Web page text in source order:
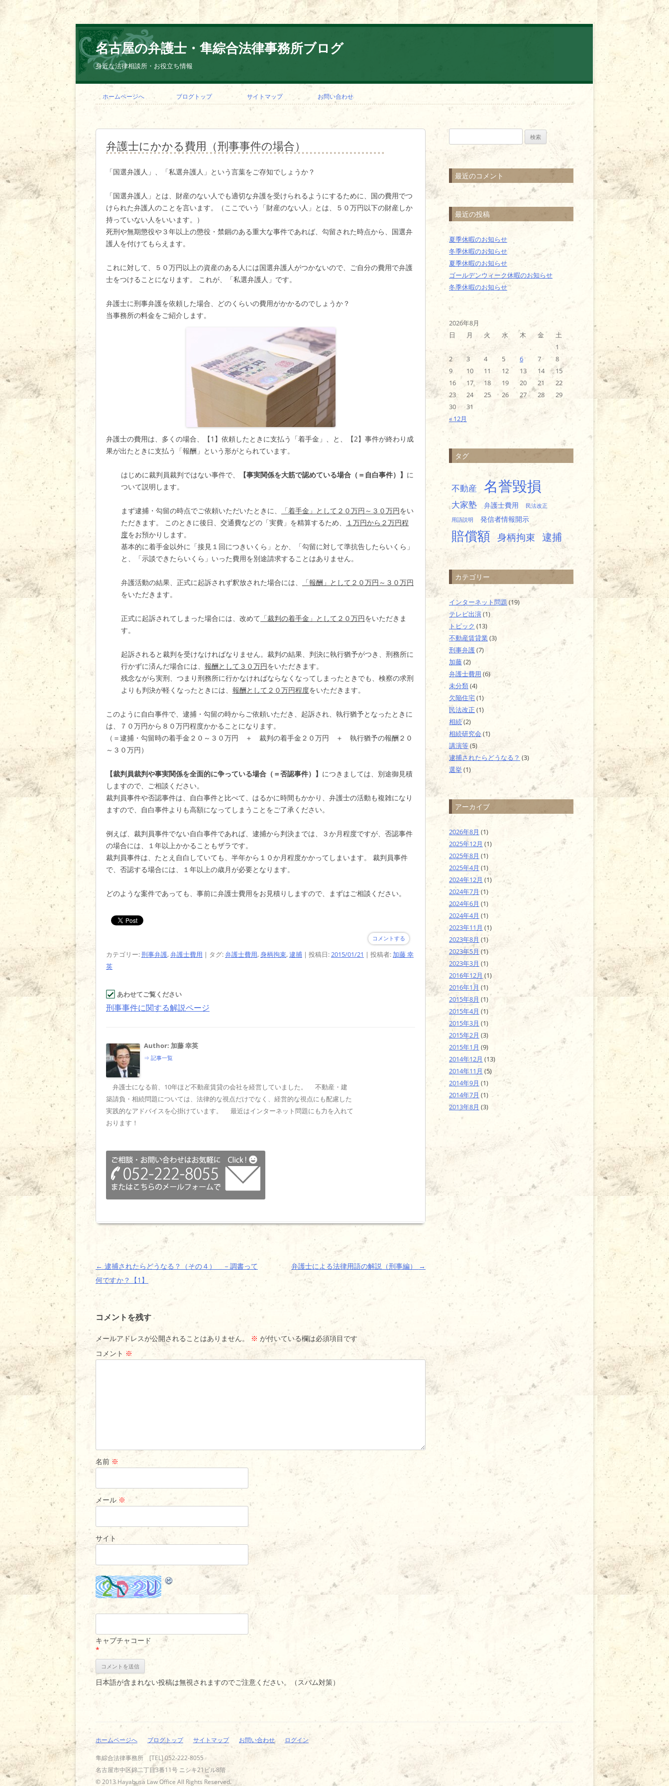
名古屋の弁護士・隼綜合法律事務所ブログ
身近な法律相談所・お役立ち情報
コ
ン
テ
ン
ス
プ
ホームページへ ブログトップ サイトマップ お問い合わせ
弁護士にかかる費用（刑事事件の場合）
「国選弁護人」、「私選弁護人」という言葉をご存知でしょうか？
「国選弁護人」とは、財産のない人でも適切な弁護を受けられるようにするために、国の費用でつ
けられた弁護人のことを言います。（ここでいう「財産のない人」とは、５０万円以下の財産しか
持っていない人をいいます。）
死刑や無期懲役や３年以上の懲役・禁錮のある重大な事件であれば、勾留された時点から、国選弁
護人を付けてもらえます。
これに対して、５０万円以上の資産のある人には国選弁護人がつかないので、ご自分の費用で弁護
士をつけることになります。 これが、「私選弁護人」です。
弁護士に刑事弁護を依頼した場合、どのくらいの費用がかかるのでしょうか？
当事務所の料金をご紹介します。
弁護士の費用は、多くの場合、【1】依頼したときに支払う「着手金」、と、【2】事件が終わり成
果が出たときに支払う「報酬」という形がとられています。
はじめに裁判員裁判ではない事件で、 【事実関係を大筋で認めている場合（＝自白事件）】 に
ついて説明します。
まず逮捕・勾留の時点でご依頼いただいたときに、 「着手金」として２０万円～３０万円をい
ただきます。 このときに後日、交通費などの「実費」を精算するため、
１万円から２万円程
度をお預かりします。
基本的に着手金以外に「接見１回につきいくら」とか、「勾留に対して準抗告したらいくら」
と、「示談できたらいくら」いった費用を別途請求することはありません。
弁護活動の結果、正式に起訴されず釈放された場合には、
「報酬」として２０万円～３０万円
をいただきます。
正式に起訴されてしまった場合には、改めて 「裁判の着手金」として２０万円をいただきま
す。
起訴されると裁判を受けなければなりません。裁判の結果、判決に執行猶予がつき、刑務所に
行かずに済んだ場合には、 報酬として３０万円をいただきます。
残念ながら実刑、つまり刑務所に行かなければならなくなってしまったときでも、検察の求刑
よりも判決が軽くなったときには、 報酬として２０万円程度をいただきます。
このように自白事件で、逮捕・勾留の時からご依頼いただき、起訴され、執行猶予となったときに
は、７０万円から８０万円程度かかることになります。
（＝逮捕・勾留時の着手金２０～３０万円 ＋ 裁判の着手金２０万円 ＋ 執行猶予の報酬２０
～３０万円）
【裁判員裁判や事実関係を全面的に争っている場合（＝否認事件）】 につきましては、別途御見積
しますので、ご相談ください。
裁判員事件や否認事件は、自白事件と比べて、はるかに時間もかかり、弁護士の活動も複雑になり
ますので、自白事件よりも高額になってしまうことをご了承ください。
例えば、裁判員事件でない自白事件であれば、逮捕から判決までは、３か月程度ですが、否認事件
の場合には、１年以上かかることもザラです。
裁判員事件は、たとえ自白していても、半年から１０か月程度かかってしまいます。 裁判員事件
で、否認する場合には、１年以上の歳月が必要となります。
どのような案件であっても、事前に弁護士費用をお見積りしますので、まずはご相談ください。
コメントする
カテゴリー:刑事弁護,弁護士費用 | タグ:弁護士費用,身柄拘束,逮捕 | 投稿日:2015/01/21 | 投稿者: 加藤 幸
英
あわせてご覧ください
刑事事件に関する解説ページ
Author: 加藤 幸英
⇒ 記事一覧
弁護士になる前、10年ほど不動産賃貸の会社を経営していました。 不動産・建
築請負・相続問題については、法律的な視点だけでなく、経営的な視点にも配慮した
実践的なアドバイスを心掛けています。 最近はインターネット問題にも力を入れて
おります！
投
稿
ナ
ゲ
ー
シ
ョ
← 逮捕されたらどうなる？（その４） －調書って
何ですか？【1】
弁護士による法律用語の解説（刑事編） →
コメントを残す
メールアドレスが公開されることはありません。 ※ が付いている欄は必須項目です
コメント ※
名前 ※
メール ※
サイト
キャプチャコード
*
日本語が含まれない投稿は無視されますのでご注意ください。（スパム対策）
索:
最近のコメント
最近の投稿
夏季休暇のお知らせ
冬季休暇のお知らせ
夏季休暇のお知らせ
ゴールデンウィーク休暇のお知らせ
冬季休暇のお知らせ
2026年8月
日
月 火 水 木 金
土
1
2
3 4 5 6 7
8
9
10 11 12 13 14
15
16
17 18 19 20 21
22
23
24 25 26 27 28
29
30
31
« 12月
タグ
不動産 名誉毀損
大家塾 弁護士費用
民法改正
用語説明
発信者情報開示
賠償額 身柄拘束 逮捕
カテゴリー
インターネット問題 (19)
テレビ出演(1)
トピック (13)
不動産賃貸業 (3)
刑事弁護(7)
加藤(2)
弁護士費用 (6)
未分類(4)
欠陥住宅(1)
民法改正 (1)
相続(2)
相続研究会 (1)
講演等(5)
逮捕されたらどうなる？ (3)
選挙 (1)
アーカイブ
2026年8月 (1)
2025年12月 (1)
2025年8月 (1)
2025年4月(1)
2024年12月 (1)
2024年7月 (1)
2024年6月 (1)
2024年4月 (1)
2023年11月 (1)
2023年8月 (1)
2023年5月 (1)
2023年3月 (1)
2016年12月 (1)
2016年1月 (1)
2015年8月 (1)
2015年4月 (1)
2015年3月 (1)
2015年2月 (3)
2015年1月 (9)
2014年12月 (13)
2014年11月 (5)
2014年9月 (1)
2014年7月 (1)
2013年8月 (3)
ホームページへ ブログトップ サイトマップ お問い合わせ ログイン
隼綜合法律事務所 [TEL] 052-222-8055
名古屋市中区錦二丁目3番11号 ニシキ21ビル8階
© 2013 Hayabusa Law Office All Rights Reserved.